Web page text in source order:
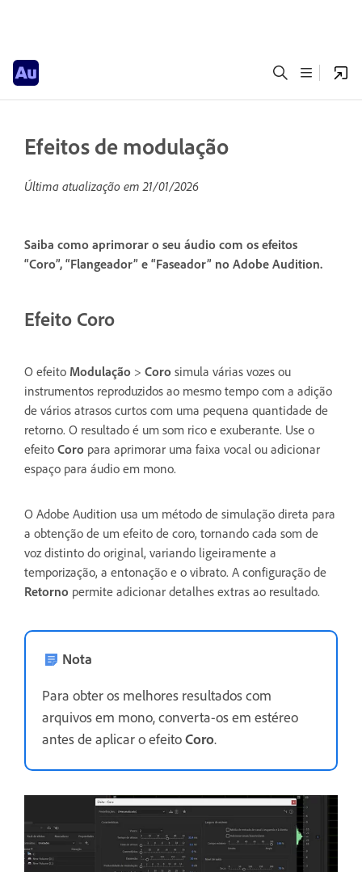
Efeitos de modulação
Última atualização em21/01/2026
Saiba como aprimorar o seu áudio com os efeitos
“Coro”, “Flangeador” e “Faseador” no Adobe Audition.
Efeito Coro
O efeito Modulação > Coro simula várias vozes ou
instrumentos reproduzidos ao mesmo tempo com a adição
de vários atrasos curtos com uma pequena quantidade de
retorno. O resultado é um som rico e exuberante. Use o
efeito Coro para aprimorar uma faixa vocal ou adicionar
espaço para áudio em mono.
O Adobe Audition usa um método de simulação direta para
a obtenção de um efeito de coro, tornando cada som de
voz distinto do original, variando ligeiramente a
temporização, a entonação e o vibrato. A configuração de
Retorno permite adicionar detalhes extras ao resultado.
Nota
Para obter os melhores resultados com
arquivos em mono, converta-os em estéreo
antes de aplicar o efeitoCoro.